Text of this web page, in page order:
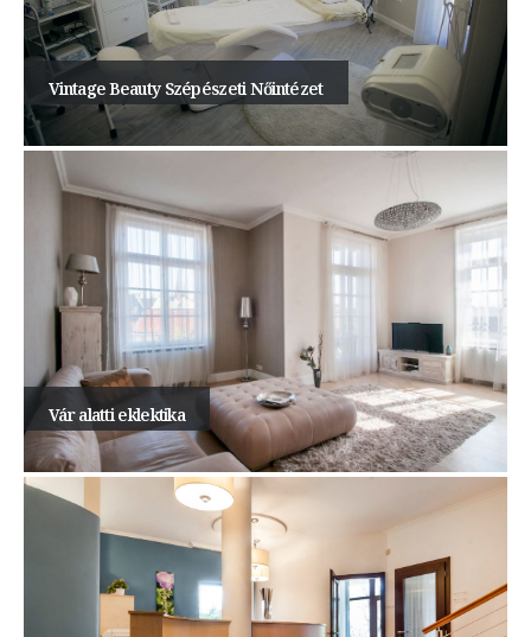
Vintage Beauty Szépészeti Nőintézet
Vár alatti eklektika